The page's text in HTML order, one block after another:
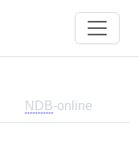
NDB-online